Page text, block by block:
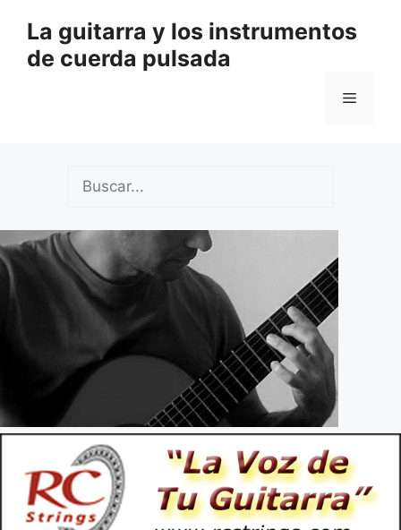
contenido
La guitarra y los instrumentos
de cuerda pulsada
Menú